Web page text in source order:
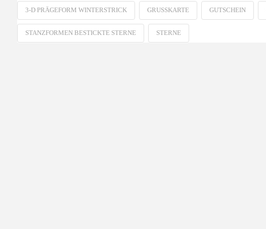
3-D PRÄGEFORM WINTERSTRICK GRUSSKARTE GUTSCHEIN
STANZFORMEN BESTICKTE STERNE STERNE